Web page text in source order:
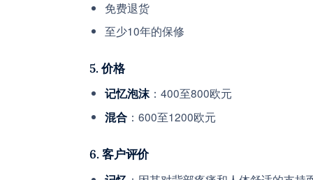
免费退货
至少10年的保修
5. 价格
记忆泡沫 ：400至800欧元
混合 ：600至1200欧元
6. 客户评价